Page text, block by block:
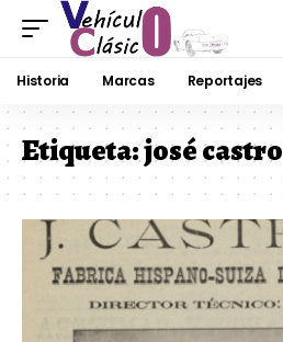
Historia Marcas Reportajes
Etiqueta:josé castro